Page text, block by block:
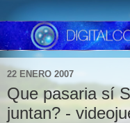
22 ENERO 2007
Que pasaria sí
juntan? -